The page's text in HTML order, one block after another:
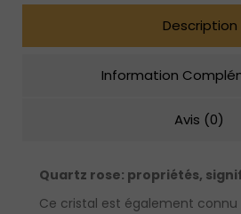
Description
Information
Avis (0)
Quartz rose: propriétés,
Ce cristal est également connu